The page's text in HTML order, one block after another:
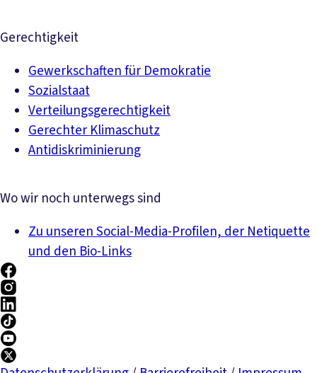
Gerechtigkeit
Gewerkschaften für Demokratie
Sozialstaat
Verteilungsgerechtigkeit
Gerechter Klimaschutz
Antidiskriminierung
Wo wir noch unterwegs sind
Zu unseren Social-Media-Profilen, der Netiquette
und den Bio-Links